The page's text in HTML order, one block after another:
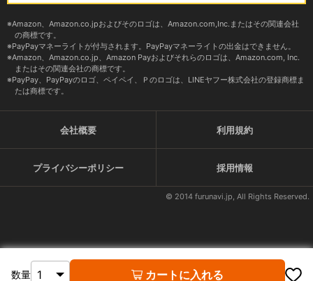
数量 カートに入れる
Amazon、Amazon.co.jpおよびそのロゴは、Amazon.com,Inc.またはその関連会社
の商標です。
PayPayマネーライトが付与されます。PayPayマネーライトの出金はできません。
Amazon、Amazon.co.jp、Amazon Payおよびそれらのロゴは、Amazon.com, Inc.
またはその関連会社の商標です。
PayPay、PayPayのロゴ、ペイペイ、Ｐのロゴは、LINEヤフー株式会社の登録商標ま
たは商標です。
会社概要 利用規約
プライバシーポリシー 採用情報
© 2014 furunavi.jp, All Rights Reserved.